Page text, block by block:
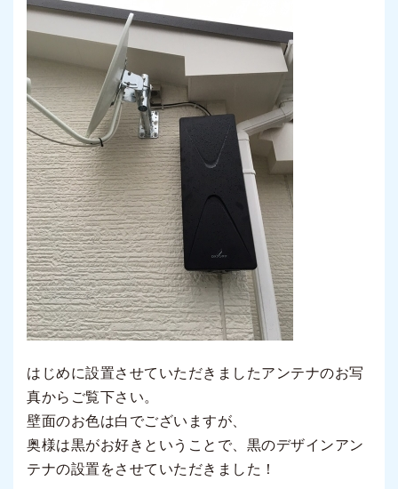
はじめに設置させていただきましたアンテナのお写
真からご覧下さい。
壁面のお色は白でございますが、
奥様は黒がお好きということで、黒のデザインアン
テナの設置をさせていただきました！